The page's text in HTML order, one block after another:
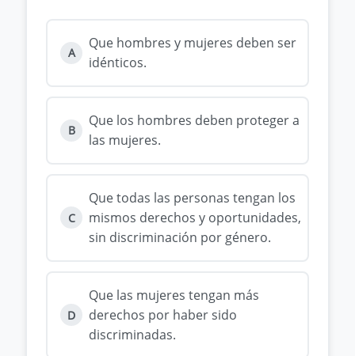
A
Que hombres y mujeres deben ser
idénticos.
B
Que los hombres deben proteger a
las mujeres.
C
Que todas las personas tengan los
mismos derechos y oportunidades,
sin discriminación por género.
D
Que las mujeres tengan más
derechos por haber sido
discriminadas.